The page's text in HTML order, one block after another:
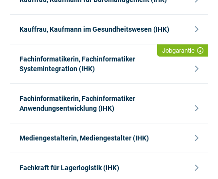
Kauffrau, Kaufmann im Gesundheitswesen (IHK)
Jobgarantie
Fachinformatikerin, Fachinformatiker
Systemintegration (IHK)
Fachinformatikerin, Fachinformatiker
Anwendungsentwicklung (IHK)
Mediengestalterin, Mediengestalter (IHK)
Fachkraft für Lagerlogistik (IHK)